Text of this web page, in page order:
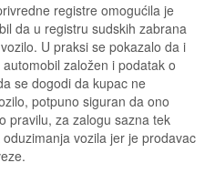
registre omogućila je
da u registru sudskih zabrana
U praksi se pokazalo da i
založen i podatak o
se dogodi da kupac ne
potpuno siguran da ono
pravilu, za zalogu sazna tek
vozila jer je prodavac